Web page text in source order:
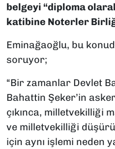
belgeyi “diploma
katibine Noterler
Eminağaoğlu, bu
soruyor;
“Bir zamanlar Devlet
Bahattin Şeker’in
çıkınca, milletvekilliği
ve milletvekilliği
için aynı işlemi neden